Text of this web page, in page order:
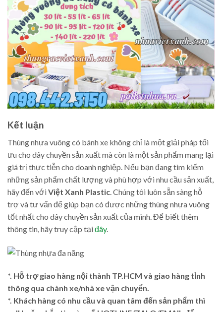
Kết luận
Thùng nhựa vuông có bánh xe không chỉ là một giải pháp tối
ưu cho dây chuyền sản xuất mà còn là một sản phẩm mang lại
giá trị thực tiễn cho doanh nghiệp. Nếu bạn đang tìm kiếm
những sản phẩm chất lượng và phù hợp với nhu cầu sản xuất,
hãy đến vớiViệt Xanh Plastic . Chúng tôi luôn sẵn sàng hỗ
trợ và tư vấn để giúp bạn có được những thùng nhựa vuông
tốt nhất cho dây chuyền sản xuất của mình. Để biết thêm
thông tin, hãy truy cập tạiđây.
*. Hỗ trợ giao hàng nội thành TP.HCM và giao hàng tỉnh
thông qua chành xe/nhà xe vận chuyển.
*. Khách hàng có nhu cầu và quan tâm đến sản phẩm thì